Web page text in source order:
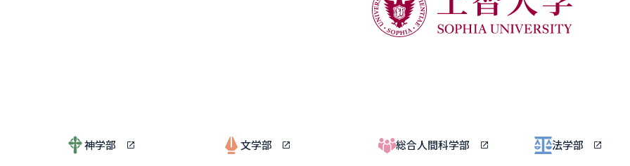
神学部 文学部 総合人間科学部 法学部